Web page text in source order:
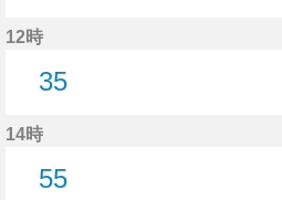
12時
35
14時
55